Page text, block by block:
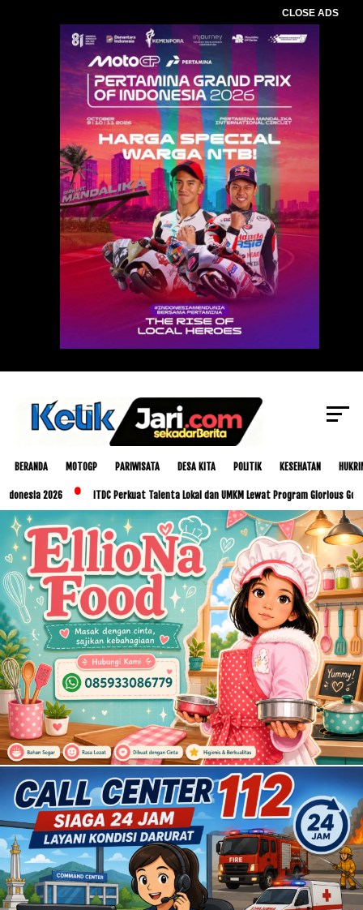
CLOSE ADS
BERANDA MOTOGP PARIWISATA DESA KITA POLITIK KESEHATAN
ITDC Perkuat Talenta Lokal dan UMKM Lewat Program Glorious Golo Mori